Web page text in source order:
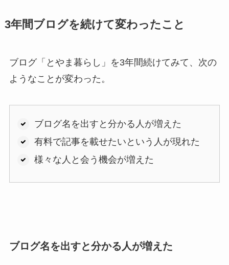
3年間ブログを続けて変わったこと
ブログ「とやま暮らし」を3年間続けてみて、次の
ようなことが変わった。
ブログ名を出すと分かる人が増えた
有料で記事を載せたいという人が現れた
様々な人と会う機会が増えた
ブログ名を出すと分かる人が増えた